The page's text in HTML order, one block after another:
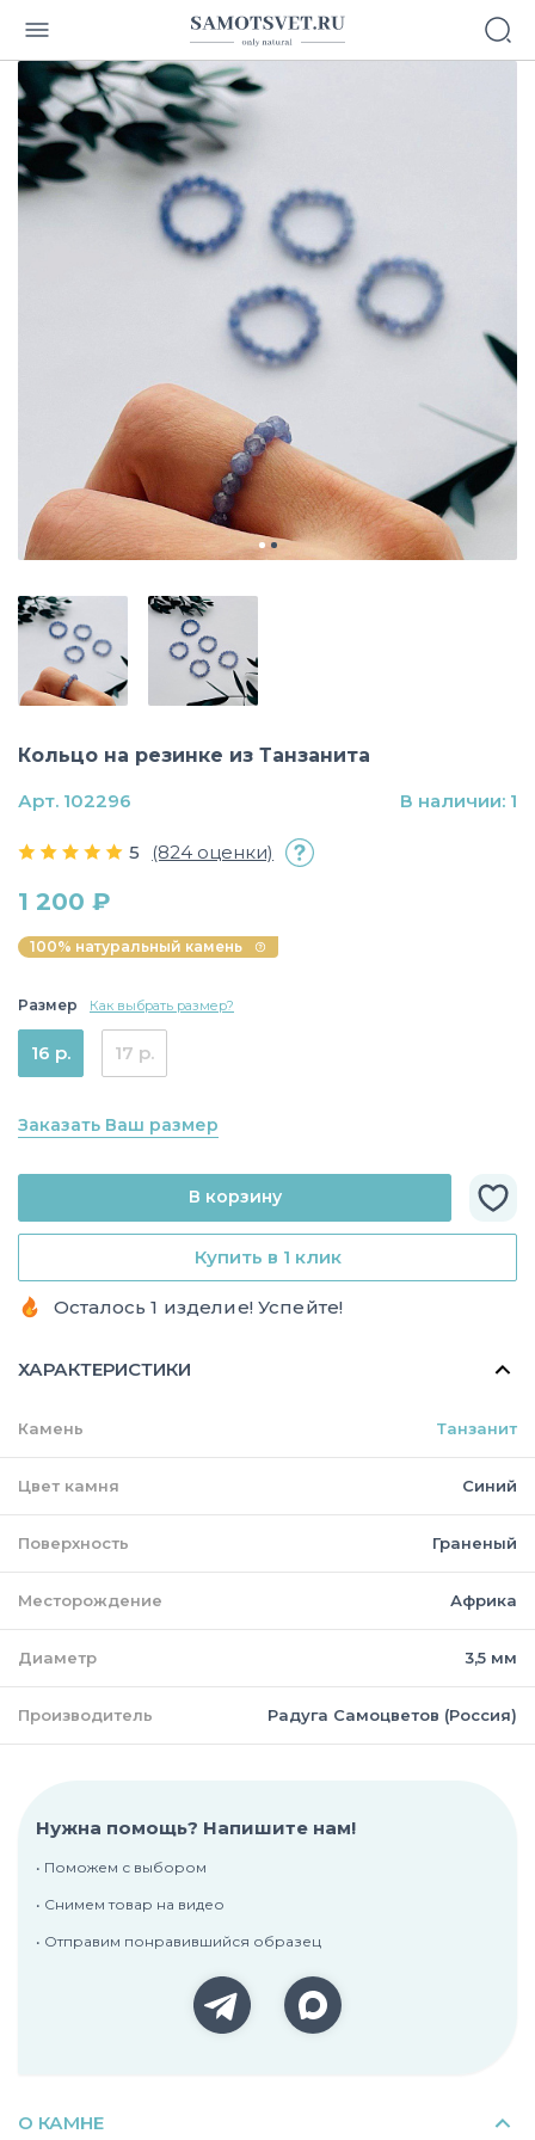
Кольцо на резинке из Танзанита
5 (824 оценки)
1 200 ₽
100% натуральный камень
Размер Как выбрать размер?
16 р. 17 р.
Заказать Ваш размер
Купить в 1 клик
В корзину
Осталось 1 изделие! Успейте!
Арт. 102296 В наличии: 1
ХАРАКТЕРИСТИКИ
Камень Танзанит
Цвет камня Синий
Поверхность Граненый
Месторождение Африка
Диаметр 3,5 мм
Производитель Радуга Самоцветов (Россия)
Нужна помощь? Напишите нам!
• Поможем с выбором
• Снимем товар на видео
• Отправим понравившийся образец
О КАМНЕ